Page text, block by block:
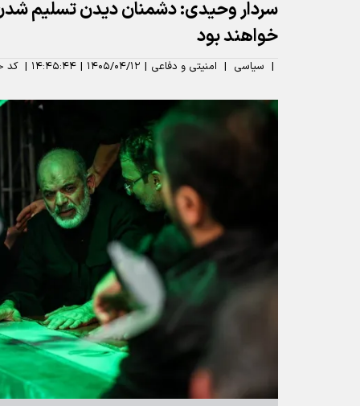
سردار وحیدی: دشمنان دیدن تسلیم شدن
خواهند بود
| سیاسی | امنیتی و دفاعی | ۱۴۰۵/۰۴/۱۲ | ۱۴:۴۵:۴۴ | کد